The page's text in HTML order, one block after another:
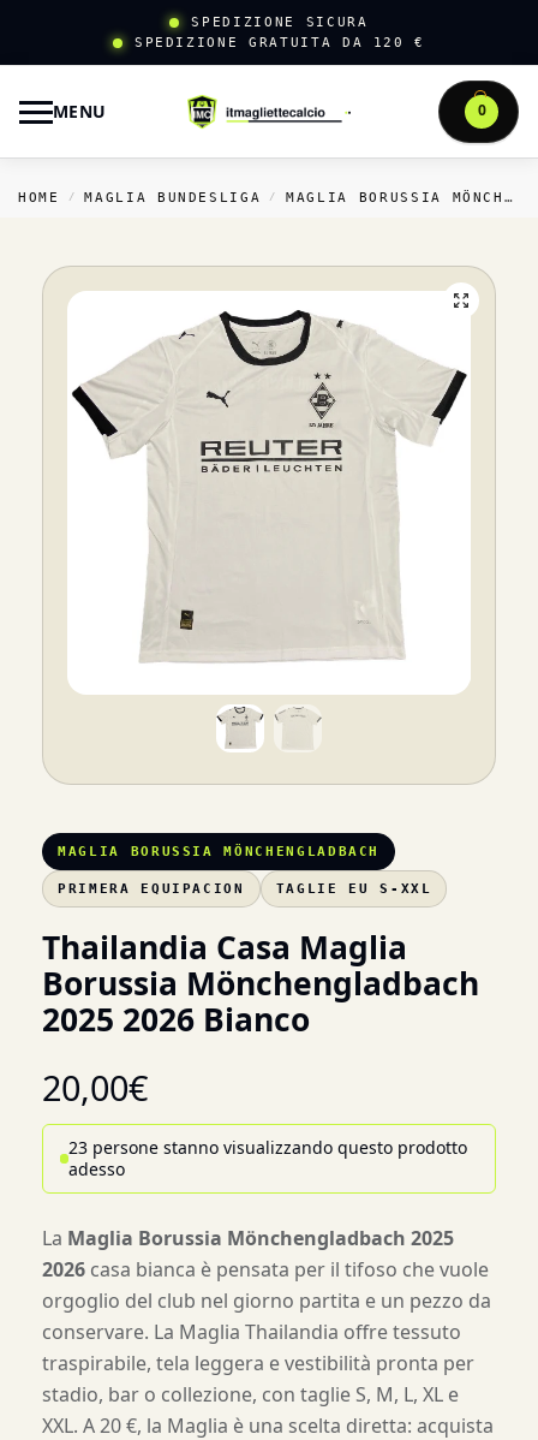
SPEDIZIONE SICURA
SPEDIZIONE GRATUITA DA 120 €
MENU 0
HOME / MAGLIA BUNDESLIGA / MAGLIA BORUSSIA MÖNCHENGLADBACH
MAGLIA BORUSSIA MÖNCHENGLADBACH
PRIMERA EQUIPACION TAGLIE EU S-XXL
Thailandia Casa Maglia
Borussia Mönchengladbach
2025 2026 Bianco
20,00€
23 persone stanno visualizzando questo prodotto
adesso
La Maglia Borussia Mönchengladbach 2025
2026 casa bianca è pensata per il tifoso che vuole
orgoglio del club nel giorno partita e un pezzo da
conservare. La Maglia Thailandia offre tessuto
traspirabile, tela leggera e vestibilità pronta per
stadio, bar o collezione, con taglie S, M, L, XL e
XXL. A 20 €, la Maglia è una scelta diretta: acquista